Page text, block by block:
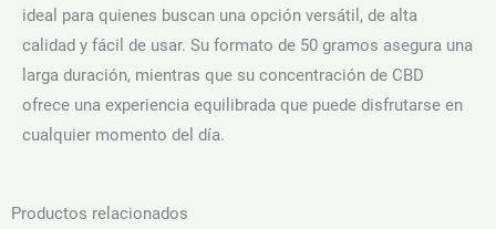
ideal para quienes buscan una opción versátil, de alta
calidad y fácil de usar. Su formato de 50 gramos asegura una
larga duración, mientras que su concentración de CBD
ofrece una experiencia equilibrada que puede disfrutarse en
cualquier momento del día.
Productos relacionados